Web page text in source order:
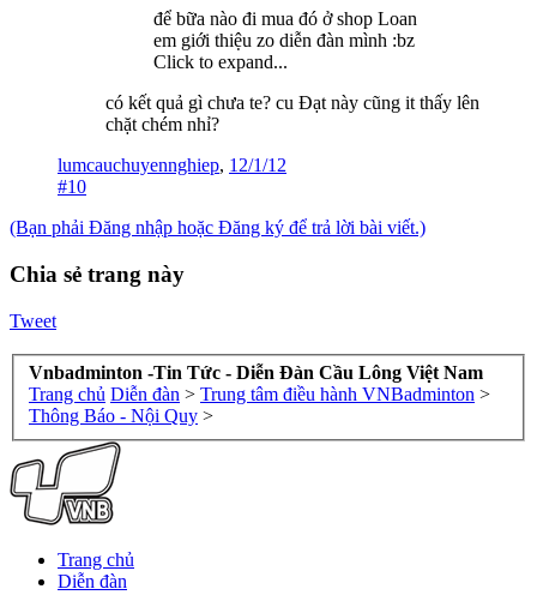
để bữa nào đi mua đó ở shop Loan
em giới thiệu zo diễn đàn mình :bz
Click to expand...
có kết quả gì chưa te? cu Đạt này cũng it thấy lên
chặt chém nhỉ?
lumcauchuyennghiep, 12/1/12
#10
(Bạn phải Đăng nhập hoặc Đăng ký để trả lời bài viết.)
Chia sẻ trang này
Tweet
Vnbadminton -Tin Tức - Diễn Đàn Cầu Lông Việt Nam
Trang chủ Diễn đàn > Trung tâm điều hành VNBadminton >
Thông Báo - Nội Quy >
Trang chủ
Diễn đàn